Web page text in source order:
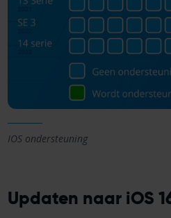
IOS ondersteuning
Updaten naar iOS